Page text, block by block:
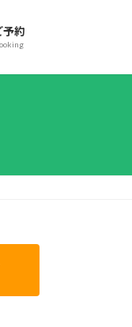
予約